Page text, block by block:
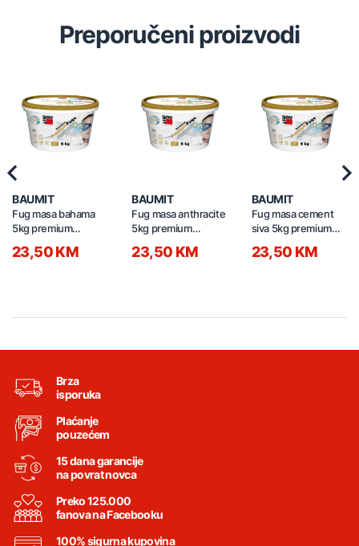
Preporučeni proizvodi
BAUMIT
Fug masa bahama
5kg premium
23,50 KM
BAUMIT
Fug masa anthracite
5kg premium
23,50 KM
BAUMIT
Fug masa cement
siva 5kg premium
23,50 KM
Brza
isporuka
Plaćanje
pouzećem
15 dana garancije
na povrat novca
Preko 125.000
fanova na Facebooku
100% sigurna kupovina